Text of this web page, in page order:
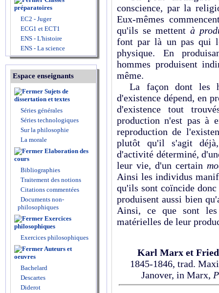
préparatoires
EC2 - Juger
ECG1 et ECT1
ENS - L'histoire
ENS - La science
Espace enseignants
Sujets de
dissertation et textes
Séries générales
Séries technologiques
Sur la philosophie
La morale
Elaboration des
cours
Bibliographies
Traitement des notions
Citations commentées
Documents non-
philosophiques
Exercices
philosophiques
Exercices philosophiques
Auteurs et
oeuvres
Bachelard
Descartes
Diderot
conscience, par la
Eux-mêmes
qu'ils se mettent à
font par là un pas qui
physique. En
hommes produisent
même.
La façon dont les
d'existence dépend, en
d'existence tout
production n'est pas à
reproduction de
plutôt qu'il s'agit
d'activité déterminé,
leur vie, d'un certain
Ainsi les individus
qu'ils sont coïncide
produisent aussi bien
Ainsi, ce que sont les
matérielles de leur
Karl Marx et
1845-1846, trad.
Janover, in Marx,